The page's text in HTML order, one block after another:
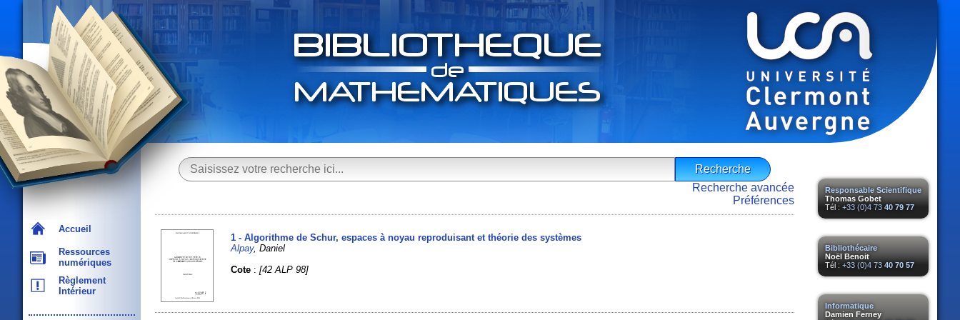
Accueil
Ressources
numériques
Règlement
Intérieur
Responsable Scientifique
Thomas Gobet
Tél : +33 (0)4 73 40 79 77
Bibliothécaire
Noël Benoit
Tél : +33 (0)4 73 40 70 57
Informatique
Damien Ferney
Recherche avancée
Préférences
1 - Algorithme de Schur, espaces à noyau reproduisant et théorie des systèmes
Alpay, Daniel
Cote :[42 ALP 98]